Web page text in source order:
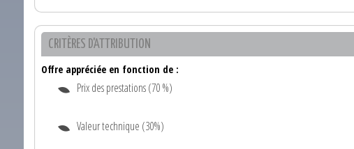
CRITÈRES D'ATTRIBUTION
Offre appréciée en fonction de :
Prix des prestations (70 %)
Valeur technique (30%)